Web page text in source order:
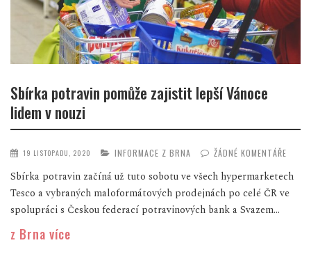
Sbírka potravin pomůže zajistit lepší Vánoce
lidem v nouzi
19 LISTOPADU, 2020 INFORMACE Z BRNA ŽÁDNÉ KOMENTÁŘE
Sbírka potravin začíná už tuto sobotu ve všech hypermarketech
Tesco a vybraných maloformátových prodejnách po celé ČR ve
spolupráci s Českou federací potravinových bank a Svazem...
z Brna více